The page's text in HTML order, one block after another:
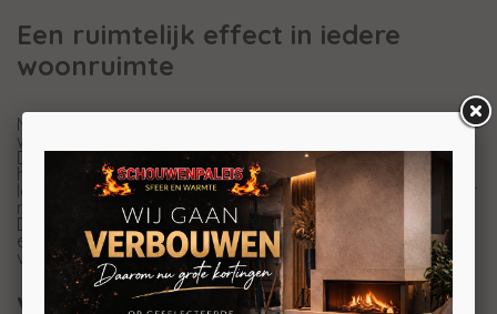
Een ruimtelijk effect in iedere
woonruimte
Met de Trimline Fires 100 Panoramic creëert u niet alleen
warmte en sfeer, maar ook extra beleving in de ruimte.
Door het glas aan de voorzijde en beide zijkanten krijgt
het vuur meer diepte en lijkt de haard nog groter en
levendiger. Dat maakt een panoramahaard perfect voor
moderne woonkamers, cinewalls of open leefruimtes.
Dankzij het minimalistische ontwerp laat de haard zich
eenvoudig combineren met verschillende interieurstijlen,
van strak modern tot warm en sfeervol.
Vuurbeeld vanuit drie kanten